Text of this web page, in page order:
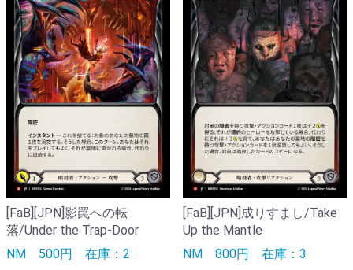
[FaB][JPN]影罠への転
落/Under the Trap-Door
NM 500円 在庫：2
[FaB][JPN]成りすまし/Take
Up the Mantle
NM 800円 在庫：3